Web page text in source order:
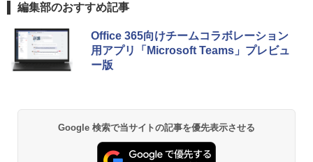
編集部のおすすめ記事
Office 365向けチームコラボレーション
用アプリ「Microsoft Teams」プレビュ
ー版
Google 検索で当サイトの記事を優先表示させる